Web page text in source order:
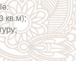
кв.м);